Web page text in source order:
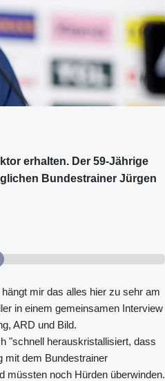
erhalten. Der 59-Jährige
Bundestrainer Jürgen
mir das alles hier zu sehr am
in einem gemeinsamen Interview
ARD und Bild.
"schnell herauskristallisiert, dass
mit dem Bundestrainer
müssten noch Hürden überwinden.